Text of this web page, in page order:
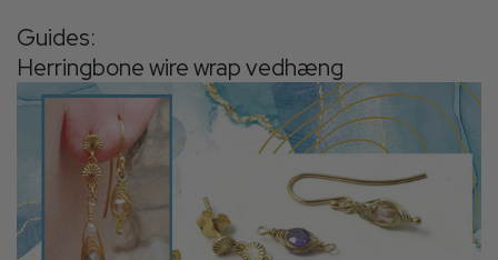
Guides:
Herringbone wire wrap vedhæng